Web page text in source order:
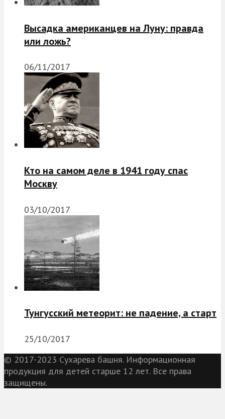
Высадка американцев на Луну: правда
или ложь?
06/11/2017
Кто на самом деле в 1941 году спас
Москву
03/10/2017
Тунгусский метеорит: не падение, а старт
25/10/2017
© 2017-2023 Сухарева башня. Информационная
продукция для детей старше 12 лет. Все права
защищены.